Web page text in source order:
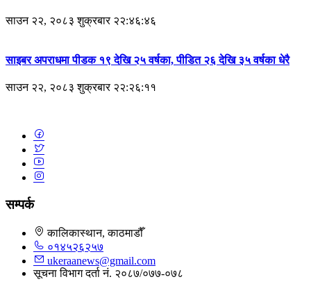
साउन २२, २०८३ शुक्रबार २२:४६:४६
साइबर अपराधमा पीडक १९ देखि २५ वर्षका, पीडित २६ देखि ३५ वर्षका धेरै
साउन २२, २०८३ शुक्रबार २२:२६:११
सम्पर्क
कालिकास्थान, काठमाडौँ
०१४५२६२५७
ukeraanews@gmail.com
सूचना विभाग दर्ता नं. २०८७/०७७-०७८